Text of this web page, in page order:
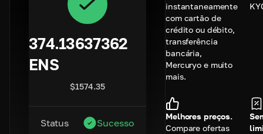
374.13637362
ENS
$1574.35
Status Sucesso
instantaneamente
com cartão de
crédito ou débito,
transferência
bancária,
Mercuryo e muito
mais.
Melhores preços.
Compare ofertas